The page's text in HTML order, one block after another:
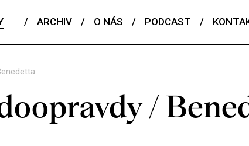
/ ARCHIV / O NÁS / PODCAST /
/